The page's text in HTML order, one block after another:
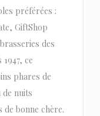
préférées :
GiftShop
des
ce
phares de
nuits
de bonne chère.